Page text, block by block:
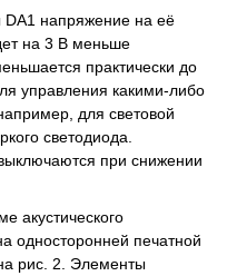
напряжение на её
на 3 В меньше
практически до
управления какими-либо
для световой
светодиода.
при снижении
акустического
односторонней печатной
рис. 2. Элементы